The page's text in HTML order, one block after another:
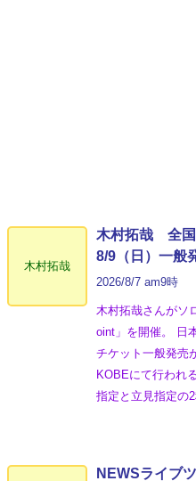
木村拓哉
木村拓哉 全
8/9（日）一般
2026/8/7 am9時
木村拓哉さんがソ
oint」を開催。 日
チケット一般発売
KOBEにて行われ
指定と立見指定の
NEWSライブ